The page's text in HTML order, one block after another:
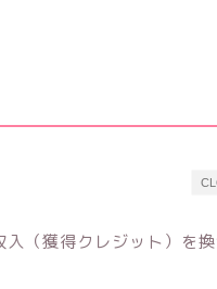
入（獲得クレジット）を